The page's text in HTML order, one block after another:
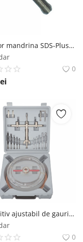
Adaptor mandrina SDS-Plus Wert 3299
0
Dispozitiv ajustabil de gaurit gips-carton Troy 27491, O30, 120 mm
0